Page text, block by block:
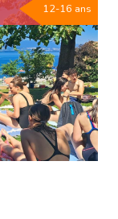
12-16 ans